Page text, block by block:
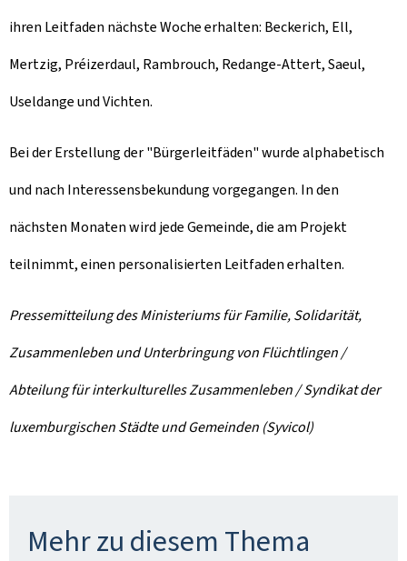
ihren Leitfaden nächste Woche erhalten: Beckerich, Ell,
Mertzig, Préizerdaul, Rambrouch, Redange-Attert, Saeul,
Useldange und Vichten.
Bei der Erstellung der "Bürgerleitfäden" wurde alphabetisch
und nach Interessensbekundung vorgegangen. In den
nächsten Monaten wird jede Gemeinde, die am Projekt
teilnimmt, einen personalisierten Leitfaden erhalten.
Pressemitteilung des Ministeriums für Familie, Solidarität,
Zusammenleben und Unterbringung von Flüchtlingen /
Abteilung für interkulturelles Zusammenleben / Syndikat der
luxemburgischen Städte und Gemeinden (Syvicol)
Mehr zu diesem Thema